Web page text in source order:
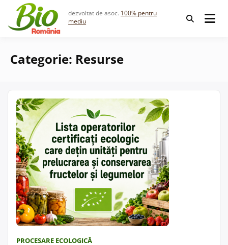
content
dezvoltat de asoc. 100% pentru
mediu
Categorie: Resurse
PROCESARE ECOLOGICĂ